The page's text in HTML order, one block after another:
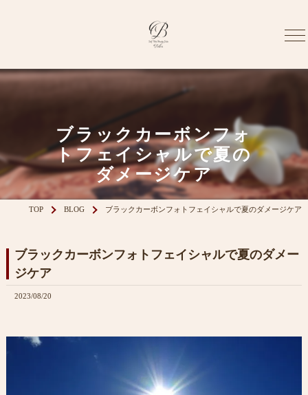
ブラックカーボンフォ
トフェイシャルで夏の
ダメージケア
TOP BLOG ブラックカーボンフォトフェイシャルで夏のダメージケア
ブラックカーボンフォトフェイシャルで夏のダメー
ジケア
2023/08/20